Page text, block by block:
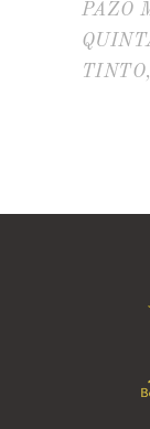
PAZO
TINTO